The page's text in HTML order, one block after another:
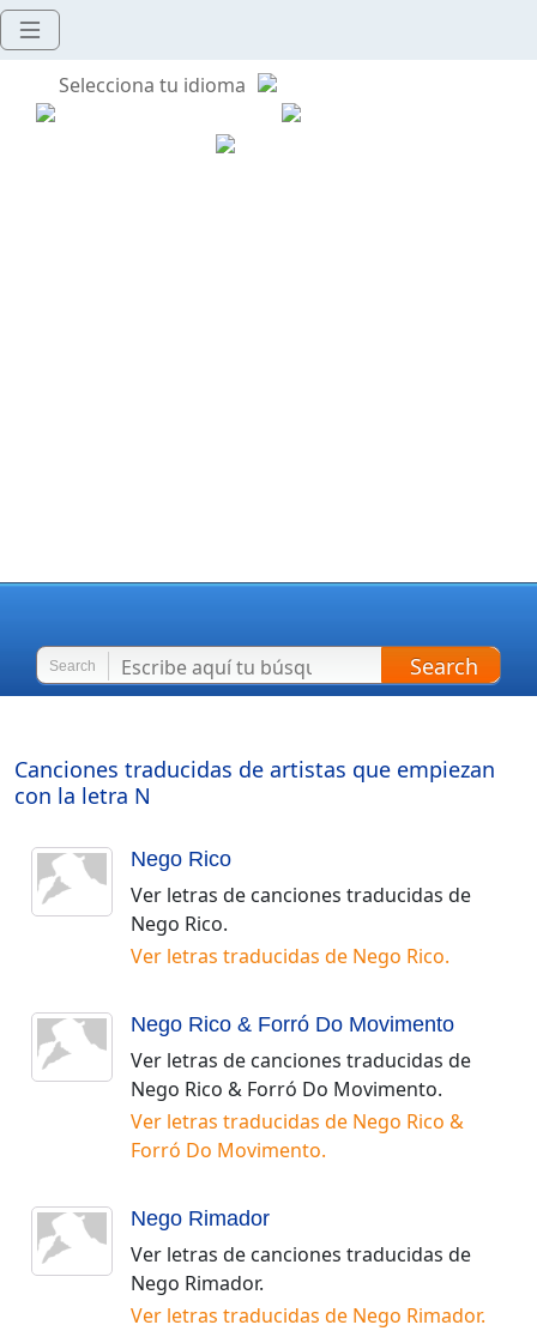
Selecciona tu idioma
Search Search
Canciones traducidas de artistas que empiezan
con la letra N
Nego Rico
Ver letras de canciones traducidas de
Nego Rico.
Ver letras traducidas de Nego Rico.
Nego Rico & Forró Do Movimento
Ver letras de canciones traducidas de
Nego Rico & Forró Do Movimento.
Ver letras traducidas de Nego Rico &
Forró Do Movimento.
Nego Rimador
Ver letras de canciones traducidas de
Nego Rimador.
Ver letras traducidas de Nego Rimador.